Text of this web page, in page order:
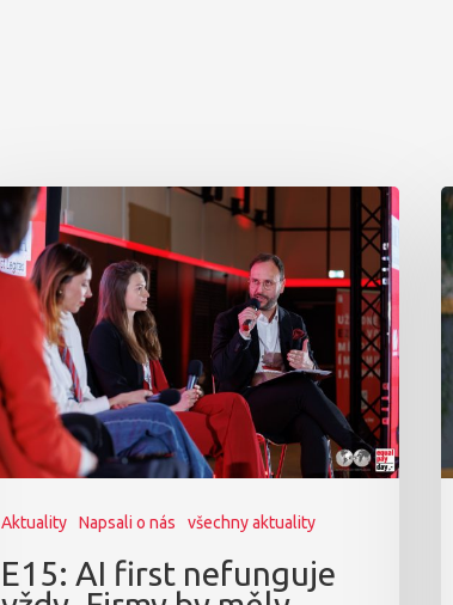
Aktuality Napsali o nás všechny aktuality
E15: AI first nefunguje